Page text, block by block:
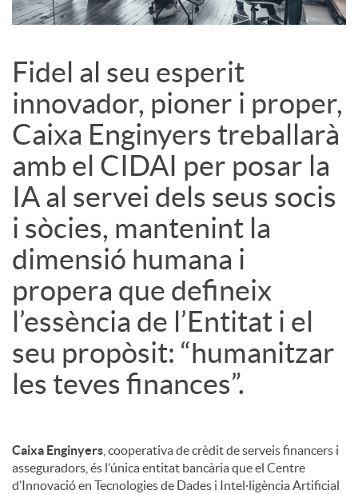
o
n
t
i
n
g
u
t
Fidel al seu esperit
innovador, pioner i proper,
Caixa Enginyers treballarà
amb el CIDAI per posar la
IA al servei dels seus socis
i sòcies, mantenint la
dimensió humana i
propera que defineix
l’essència de l’Entitat i el
seu propòsit: “humanitzar
les teves finances”.
Caixa Enginyers , cooperativa de crèdit de serveis financers i
asseguradors, és l’única entitat bancària que el Centre
d’Innovació en Tecnologies de Dades i Intel·ligència Artificial